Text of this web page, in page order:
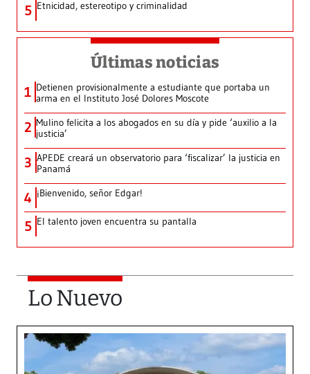
5 Etnicidad, estereotipo y criminalidad
Últimas noticias
1 Detienen provisionalmente a estudiante que portaba un
arma en el Instituto José Dolores Moscote
2 Mulino felicita a los abogados en su día y pide ‘auxilio a la
justicia’
3 APEDE creará un observatorio para ‘fiscalizar’ la justicia en
Panamá
4 ¡Bienvenido, señor Edgar!
5 El talento joven encuentra su pantalla​
Lo Nuevo